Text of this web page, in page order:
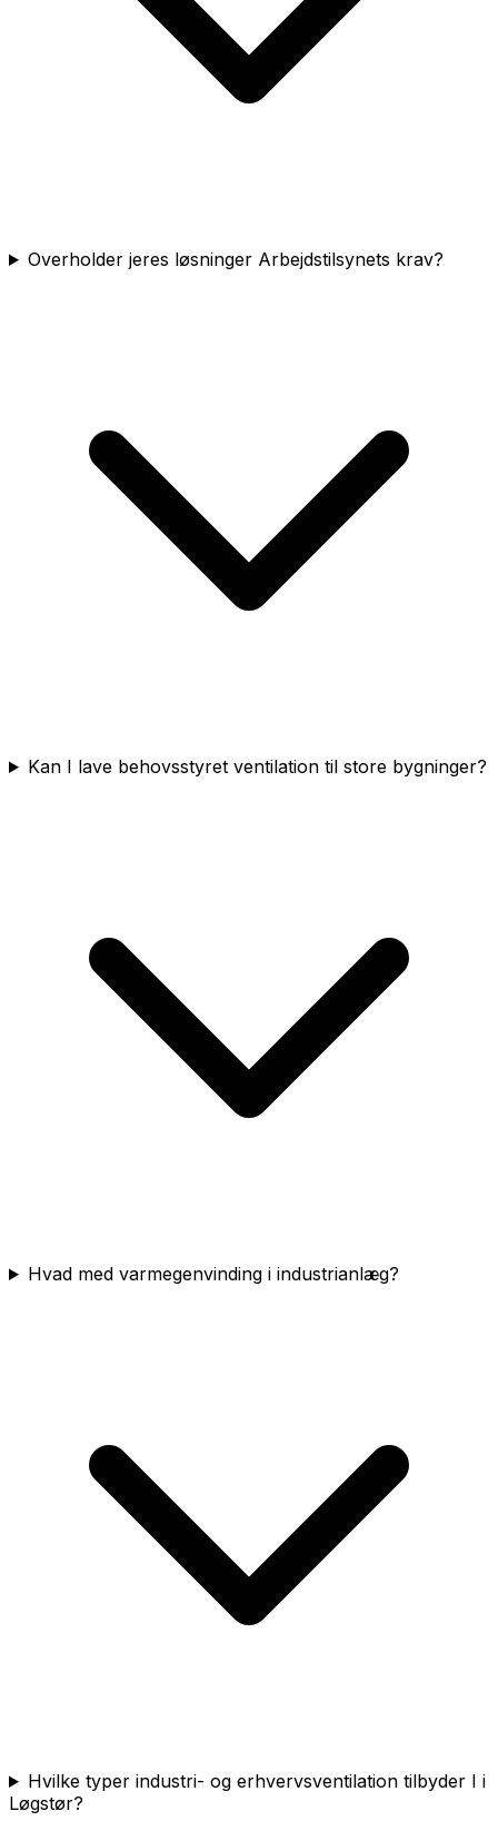
Overholder jeres løsninger Arbejdstilsynets krav?
Kan I lave behovsstyret ventilation til store bygninger?
Hvad med varmegenvinding i industrianlæg?
Hvilke typer industri- og erhvervsventilation tilbyder I i
Løgstør?